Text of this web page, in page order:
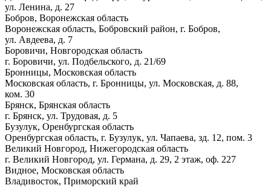
ул. Ленина, д. 27
Бобров, Воронежская область
Воронежская область, Бобровский район, г. Бобров,
ул. Авдеева, д. 7
Боровичи, Новгородская область
г. Боровичи, ул. Подбельского, д. 21/69
Бронницы, Московская область
Московская область, г. Бронницы, ул. Московская, д. 88,
ком. 30
Брянск, Брянская область
г. Брянск, ул. Трудовая, д. 5
Бузулук, Оренбургская область
Оренбургская область, г. Бузулук, ул. Чапаева, зд. 12, пом. 3
Великий Новгород, Нижегородская область
г. Великий Новгород, ул. Германа, д. 29, 2 этаж, оф. 227
Видное, Московская область
Владивосток, Приморский край